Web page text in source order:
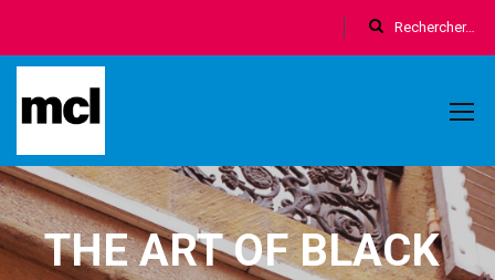
THE ART OF BLACK